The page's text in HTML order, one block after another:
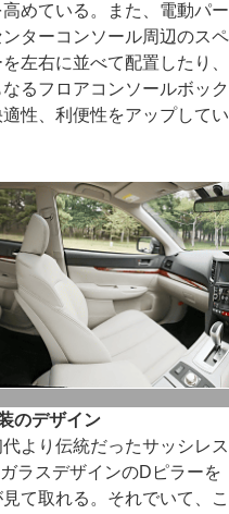
めている。また、電動パー
ターコンソール周辺のスペ
左右に並べて配置したり、
るフロアコンソールボック
性、利便性をアップしてい
のデザイン
より伝統だったサッシレス
ラスデザインのDピラーを
て取れる。それでいて、こ